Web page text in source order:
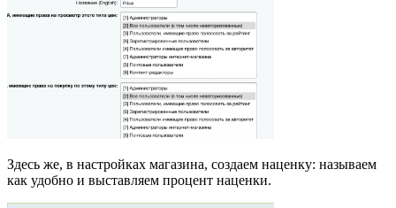
Здесь же, в настройках магазина, создаем наценку: называем
как удобно и выставляем процент наценки.